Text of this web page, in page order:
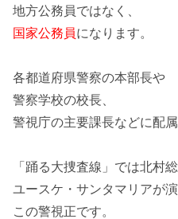
地方公務員ではなく、
国家公務員になります。
各都道府県警察の本部長や
警察学校の校長、
警視庁の主要課長などに配属
「踊る大捜査線」 では北村
ユースケ・サンタマリアが
この警視正です。